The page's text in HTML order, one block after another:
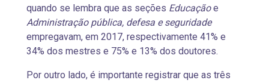
quando se lembra que as seções Educaçãoe
Administração pública, defesa e seguridade
empregavam, em 2017, respectivamente 41% e
34% dos mestres e 75% e 13% dos doutores.
Por outro lado, é importante registrar que as três